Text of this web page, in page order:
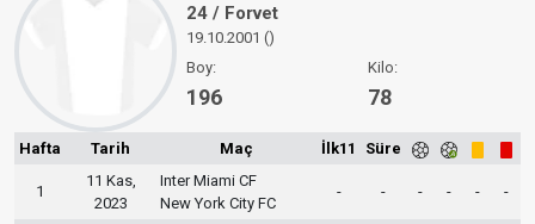
24 / Forvet
19.10.2001 ()
Boy:
196
Kilo:
78
Hafta Tarih Maç İlk11 Süre
1
11 Kas,
2023
Inter Miami CF
New York City FC
- - - - - -